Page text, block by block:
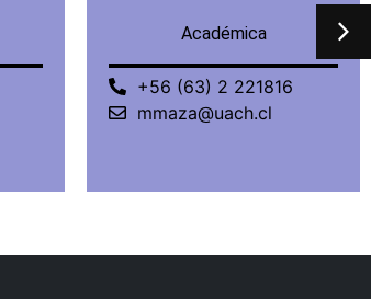
Académico
+56 (63) 2 221463
juansalazar@uach.cl